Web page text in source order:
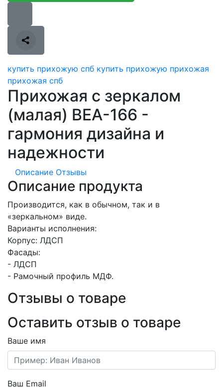
купить прихожую спб купить прихожую прихожая
прихожая спб
Прихожая с зеркалом
(малая) ВЕА-166 -
гармония дизайна и
надежности
Описание Отзывы
Описание продукта
Производится, как в обычном, так и в
«зеркальном» виде.
Варианты исполнения:
Корпус: ЛДСП
Фасады:
- ЛДСП
- Рамочный профиль МДФ.
Отзывы о товаре
Оставить отзыв о товаре
Ваше имя
Ваш Email